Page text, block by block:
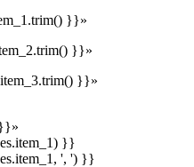
}}»
}}»
}}»
}}
', ') }}